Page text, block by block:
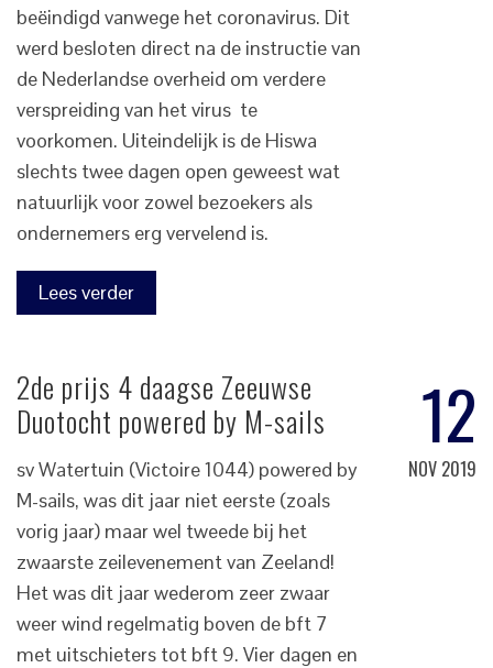
beëindigd vanwege het coronavirus. Dit
werd besloten direct na de instructie van
de Nederlandse overheid om verdere
verspreiding van het virus te
voorkomen. Uiteindelijk is de Hiswa
slechts twee dagen open geweest wat
natuurlijk voor zowel bezoekers als
ondernemers erg vervelend is.
Lees verder
12
NOV 2019
2de prijs 4 daagse Zeeuwse
Duotocht powered by M-sails
sv Watertuin (Victoire 1044) powered by
M-sails, was dit jaar niet eerste (zoals
vorig jaar) maar wel tweede bij het
zwaarste zeilevenement van Zeeland!
Het was dit jaar wederom zeer zwaar
weer wind regelmatig boven de bft 7
met uitschieters tot bft 9. Vier dagen en